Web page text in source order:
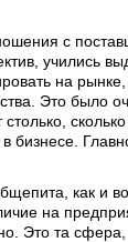
с
учились
на
Это было
бизнесе.
как и
на
Это та сфера,